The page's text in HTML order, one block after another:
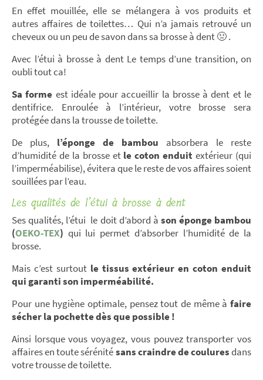
En effet mouillée, elle se mélangera à vos produits et
autres affaires de toilettes… Qui n’a jamais retrouvé un
cheveux ou un peu de savon dans sa brosse à dent 🤢 .
Avec l’étui à brosse à dent Le temps d’une transition, on
oubli tout ca!
Sa forme est idéale pour accueillir la brosse à dent et le
dentifrice. Enroulée à l’intérieur, votre brosse sera
protégée dans la trousse de toilette.
De plus, l’éponge de bambou absorbera le reste
d’humidité de la brosse etle coton enduit extérieur (qui
l’imperméabilise), évitera que le reste de vos affaires soient
souillées par l’eau.
Les qualités de l’étui à brosse à dent
Ses qualités, l’étui le doit d’abord à son éponge bambou
(OEKO-TEX) qui lui permet d’absorber l’humidité de la
brosse.
Mais c’est surtout le tissus extérieur en coton enduit
qui garanti son imperméabilité.
Pour une hygiène optimale, pensez tout de même à faire
sécher la pochette dès que possible !
Ainsi lorsque vous voyagez, vous pouvez transporter vos
affaires en toute sérénitésans craindre de couluresdans
votre trousse de toilette.